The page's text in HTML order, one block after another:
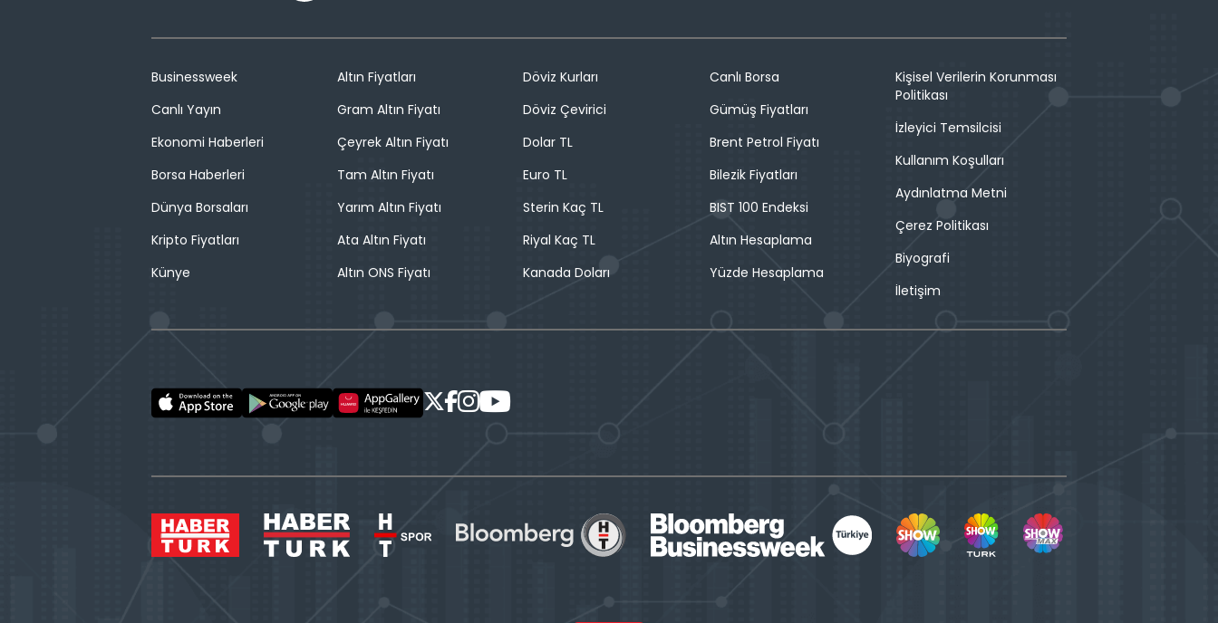
Businessweek
Canlı Yayın
Ekonomi Haberleri
Borsa Haberleri
Dünya Borsaları
Kripto Fiyatları
Künye
Altın Fiyatları
Gram Altın Fiyatı
Çeyrek Altın Fiyatı
Tam Altın Fiyatı
Yarım Altın Fiyatı
Ata Altın Fiyatı
Altın ONS Fiyatı
Döviz Kurları
Döviz Çevirici
Dolar TL
Euro TL
Sterin Kaç TL
Riyal Kaç TL
Kanada Doları
Canlı Borsa
Gümüş Fiyatları
Brent Petrol Fiyatı
Bilezik Fiyatları
BIST 100 Endeksi
Altın Hesaplama
Yüzde Hesaplama
Kişisel Verilerin Korunması
Politikası
İzleyici Temsilcisi
Kullanım Koşulları
Aydınlatma Metni
Çerez Politikası
Biyografi
İletişim